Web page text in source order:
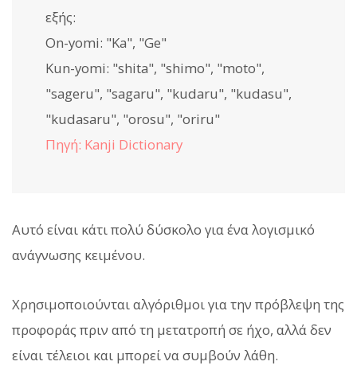
εξής:
On-yomi: "Ka", "Ge"
Kun-yomi: "shita", "shimo", "moto",
"sageru", "sagaru", "kudaru", "kudasu",
"kudasaru", "orosu", "oriru"
Πηγή: Kanji Dictionary
Αυτό είναι κάτι πολύ δύσκολο για ένα λογισμικό
ανάγνωσης κειμένου.
Χρησιμοποιούνται αλγόριθμοι για την πρόβλεψη της
προφοράς πριν από τη μετατροπή σε ήχο, αλλά δεν
είναι τέλειοι και μπορεί να συμβούν λάθη.